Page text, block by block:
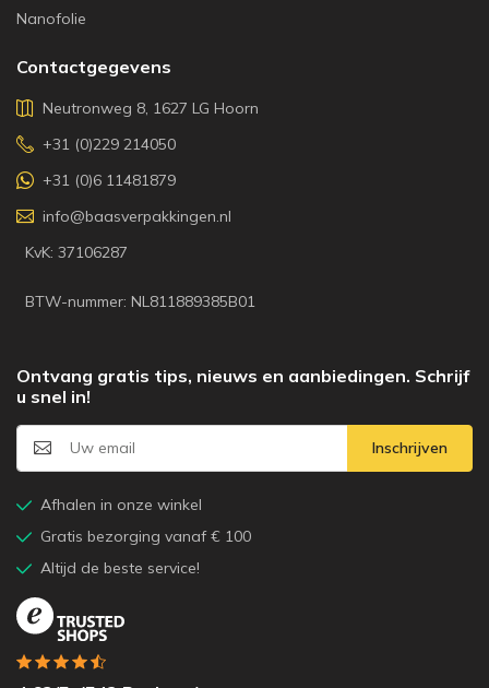
Nanofolie
Contactgegevens
Neutronweg 8, 1627 LG Hoorn
+31 (0)229 214050
+31 (0)6 11481879
info@baasverpakkingen.nl
KvK: 37106287
BTW-nummer: NL811889385B01
Ontvang gratis tips, nieuws en aanbiedingen. Schrijf
u snel in!
Inschrijven
Afhalen in onze winkel
Gratis bezorging vanaf € 100
Altijd de beste service!